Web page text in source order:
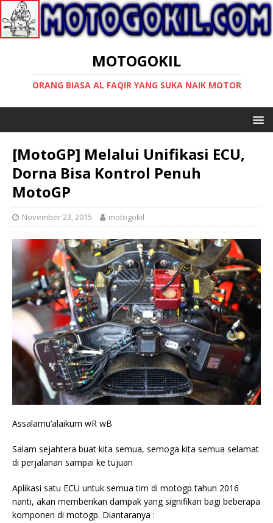
MOTOGOKIL
ORANG BIASA AL FAQIR YANG SUKA NAIK MOTOR
[MotoGP] Melalui Unifikasi ECU,
Dorna Bisa Kontrol Penuh
MotoGP
November 23, 2015 motogokil
Assalamu’alaikum wR wB
Salam sejahtera buat kita semua, semoga kita semua selamat
di perjalanan sampai ke tujuan
Aplikasi satu ECU untuk semua tim di motogp tahun 2016
nanti, akan memberikan dampak yang signifikan bagi beberapa
komponen di motogp. Diantaranya :